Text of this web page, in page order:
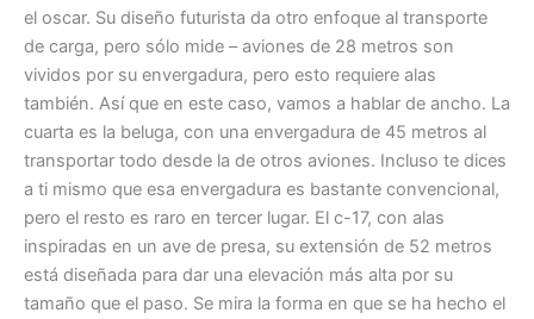
el oscar. Su diseño futurista da otro enfoque al transporte
de carga, pero sólo mide – aviones de 28 metros son
vividos por su envergadura, pero esto requiere alas
también. Así que en este caso, vamos a hablar de ancho. La
cuarta es la beluga, con una envergadura de 45 metros al
transportar todo desde la de otros aviones. Incluso te dices
a ti mismo que esa envergadura es bastante convencional,
pero el resto es raro en tercer lugar. El c-17, con alas
inspiradas en un ave de presa, su extensión de 52 metros
está diseñada para dar una elevación más alta por su
tamaño que el paso. Se mira la forma en que se ha hecho el